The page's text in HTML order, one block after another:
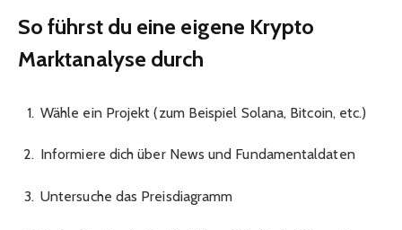
So führst du eine eigene Krypto
Marktanalyse durch
Wähle ein Projekt (zum Beispiel Solana, Bitcoin, etc.)
Informiere dich über News und Fundamentaldaten
Untersuche das Preisdiagramm